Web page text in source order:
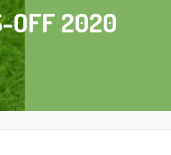
OFF 2020